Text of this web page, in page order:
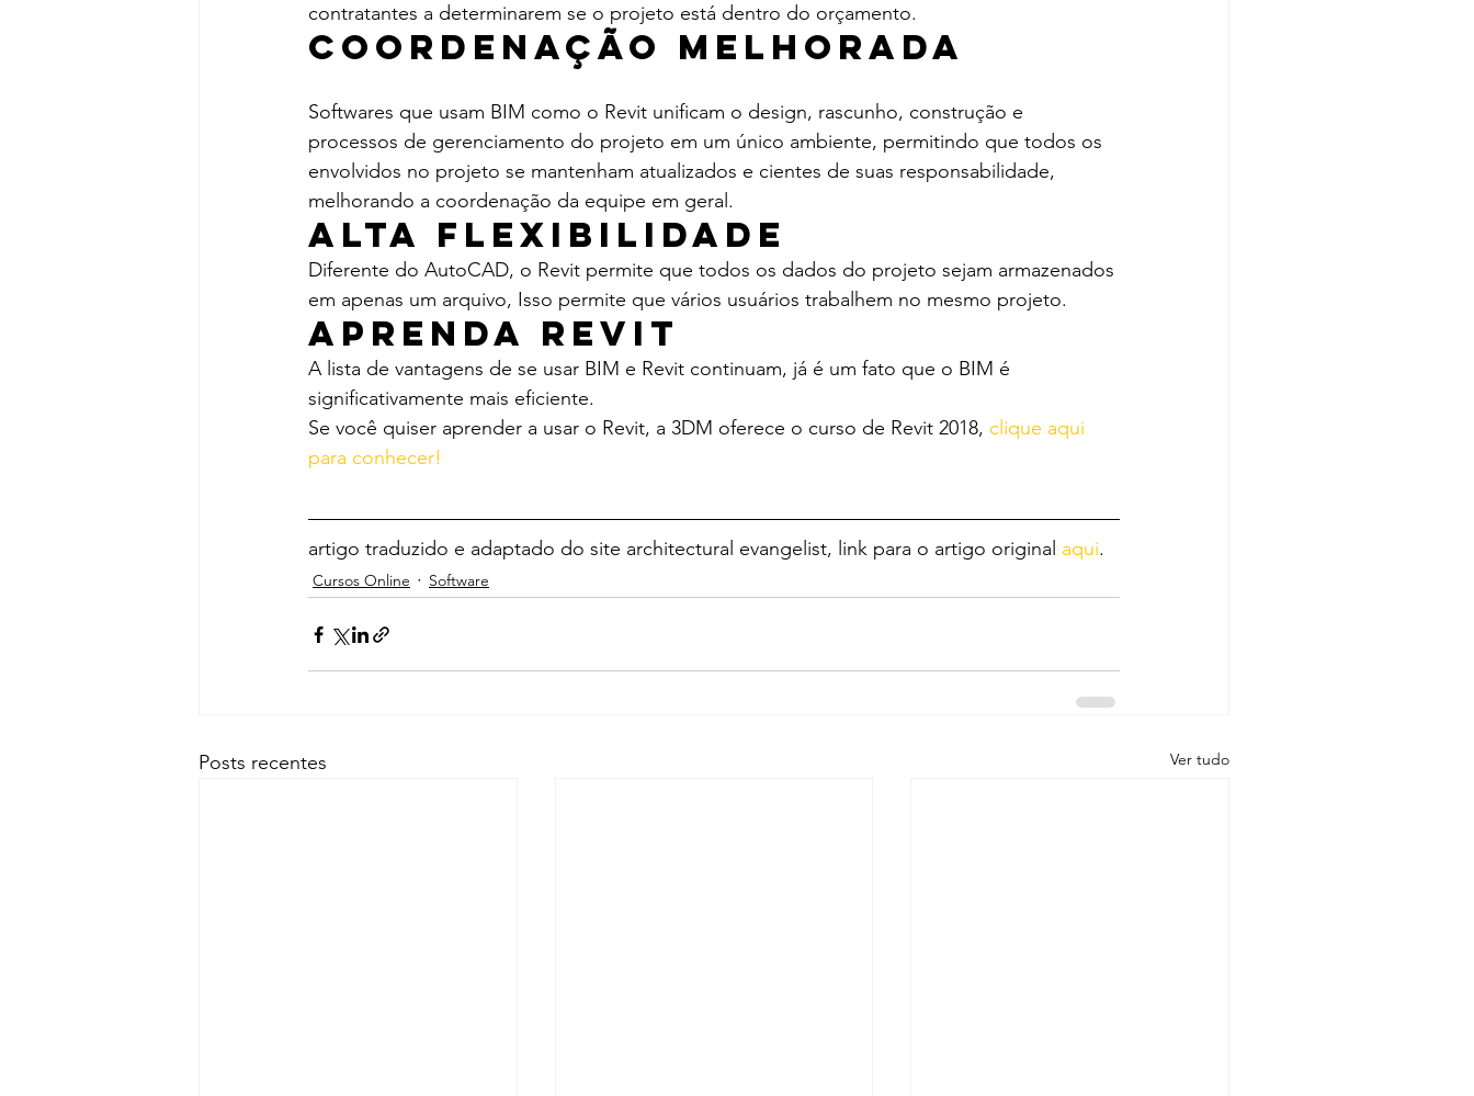
contratantes a determinarem se o projeto está dentro do orçamento.
Coordenação Melhorada
Softwares que usam BIM como o Revit unificam o design, rascunho, construção e
processos de gerenciamento do projeto em um único ambiente, permitindo que todos os
envolvidos no projeto se mantenham atualizados e cientes de suas responsabilidade,
melhorando a coordenação da equipe em geral.
Alta flexibilidade
Diferente do AutoCAD, o Revit permite que todos os dados do projeto sejam armazenados
em apenas um arquivo, Isso permite que vários usuários trabalhem no mesmo projeto.
Aprenda Revit
A lista de vantagens de se usar BIM e Revit continuam, já é um fato que o BIM é
significativamente mais eficiente.
Se você quiser aprender a usar o Revit, a 3DM oferece o curso de Revit 2018, clique aqui
para conhecer!
artigo traduzido e adaptado do site architectural evangelist, link para o artigo original aqui.
Cursos Online Software
Posts recentes Ver tudo